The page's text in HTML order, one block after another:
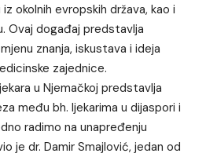
okolnih evropskih država, kao i
Ovaj događaj predstavlja
znanja, iskustava i ideja
zajednice.
u Njemačkoj predstavlja
među bh. ljekarima u dijaspori i
radimo na unapređenju
je dr. Damir Smajlović, jedan od